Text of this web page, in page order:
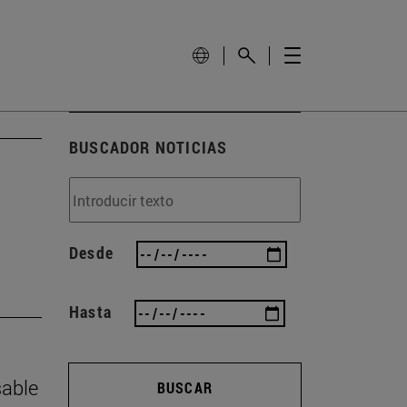
BUSCADOR NOTICIAS
Desde
Hasta
BUSCAR